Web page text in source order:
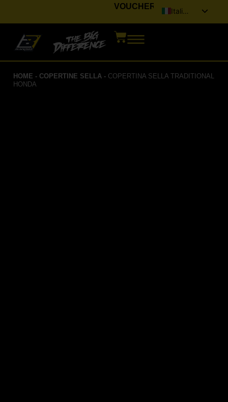
VOUCHER
Italiano
Deutsch
Español
HOME - COPERTINE SELLA - COPERTINA SELLA TRADITIONAL
HONDA